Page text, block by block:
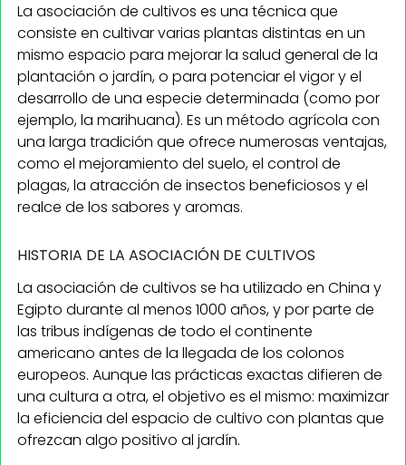
La asociación de cultivos es una técnica que
consiste en cultivar varias plantas distintas en un
mismo espacio para mejorar la salud general de la
plantación o jardín, o para potenciar el vigor y el
desarrollo de una especie determinada (como por
ejemplo, la marihuana). Es un método agrícola con
una larga tradición que ofrece numerosas ventajas,
como el mejoramiento del suelo, el control de
plagas, la atracción de insectos beneficiosos y el
realce de los sabores y aromas.
HISTORIA DE LA ASOCIACIÓN DE CULTIVOS
La asociación de cultivos se ha utilizado en China y
Egipto durante al menos 1000 años, y por parte de
las tribus indígenas de todo el continente
americano antes de la llegada de los colonos
europeos. Aunque las prácticas exactas difieren de
una cultura a otra, el objetivo es el mismo: maximizar
la eficiencia del espacio de cultivo con plantas que
ofrezcan algo positivo al jardín.